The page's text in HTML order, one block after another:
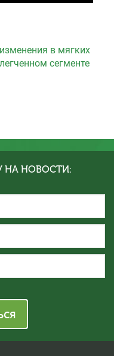
в мягких
сегменте
НА НОВОСТИ: